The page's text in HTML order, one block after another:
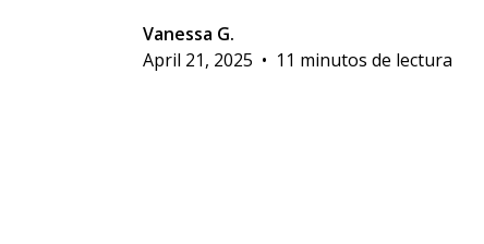
Vanessa G.
April 21, 2025 • 11 minutos de lectura